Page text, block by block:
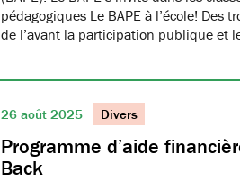
pédagogiques Le BAPE à l’école!
de l’avant la participation publique et
26 août 2025 Divers
Programme d’aide
Back